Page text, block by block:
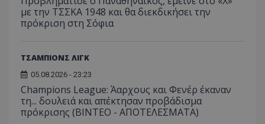
με την ΤΣΣΚΑ 1948 και θα διεκδικήσει την
πρόκριση στη Σόφια
ΤΣΑΜΠΙΟΝΣ ΛΙΓΚ
05.08.2026 - 23:23
Champions League: Άαρχους και Φενέρ έκαναν
τη... δουλειά και απέκτησαν προβάδισμα
πρόκρισης (ΒΙΝΤΕΟ - ΑΠΟΤΕΛΕΣΜΑΤΑ)